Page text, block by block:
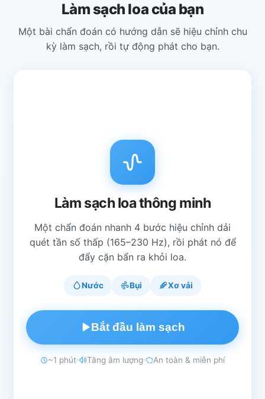
Làm sạch loa của bạn
Một bài chẩn đoán có hướng dẫn sẽ hiệu chỉnh chu
kỳ làm sạch, rồi tự động phát cho bạn.
Làm sạch loa thông minh
Một chẩn đoán nhanh 4 bước hiệu chỉnh dải
quét tần số thấp (165–230 Hz), rồi phát nó để
đẩy cặn bẩn ra khỏi loa.
Nước Bụi Xơ vải
Bắt đầu làm sạch
~1 phút Tăng âm lượng An toàn & miễn phí